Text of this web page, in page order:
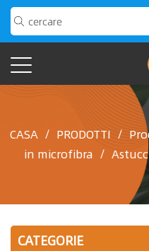
CASA / PRODOTTI /
in microfibra /
CATEGORIE